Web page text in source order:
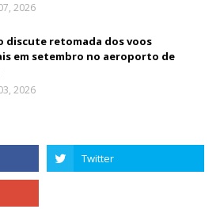
2026
discute retomada dos voos
em setembro no aeroporto de
2026